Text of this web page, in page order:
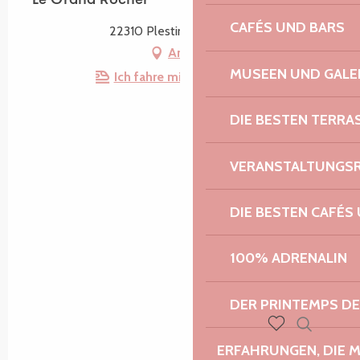
CAFÉS UND BARS
MUSEEN UND
DIE BESTEN
DIE BESTEN
100% ADRENALIN
DER PRINTEMPS
ERFAHRUNGEN, DIE
Voir les favoris
Suche
22310 Plestin-les-Grèves
Anfahrt
Ich fahre mit dem Zug hin!